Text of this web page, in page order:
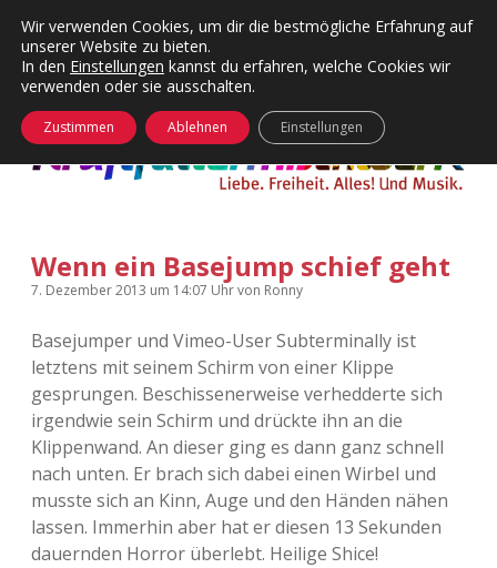
Kategorien
Menü
24 Hours Chilling
Die Wende
KFMW-Disco
Kopfkinomusik
Nur mal so
Täglicher Sinnwahn
Visuelles
KFMW-Disco
Dates
Contact
Menü
öffnen
Adventskalender 2010
Adventskalender 2011
Adventskalender 2012
Adventskalender 2013
facebook
instagram
rss soundcloud
vimeoBluesky
öffnen
Wenn ein Basejump schief geht
7. Dezember 2013 um 14:07 Uhrvon Ronny
Basejumper und Vimeo-User Subterminally ist
letztens mit seinem Schirm von einer Klippe
gesprungen. Beschissenerweise verhedderte sich
irgendwie sein Schirm und drückte ihn an die
Klippenwand. An dieser ging es dann ganz schnell
nach unten. Er brach sich dabei einen Wirbel und
musste sich an Kinn, Auge und den Händen nähen
lassen. Immerhin aber hat er diesen 13 Sekunden
dauernden Horror überlebt. Heilige Shice!
Wir verwenden Cookies, um dir die bestmögliche Erfahrung auf
unserer Website zu bieten.
In den Einstellungen kannst du erfahren, welche Cookies wir
verwenden oder sie ausschalten.
Zustimmen Ablehnen Einstellungen